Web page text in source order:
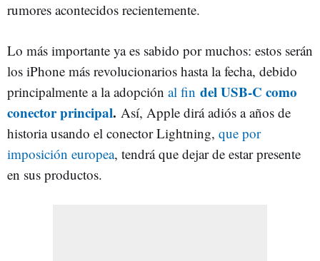
rumores acontecidos recientemente.
Lo más importante ya es sabido por muchos: estos serán
los iPhone más revolucionarios hasta la fecha, debido
principalmente a la adopción al fin del USB-C como
conector principal. Así, Apple dirá adiós a años de
historia usando el conector Lightning, que por
imposición europea, tendrá que dejar de estar presente
en sus productos.